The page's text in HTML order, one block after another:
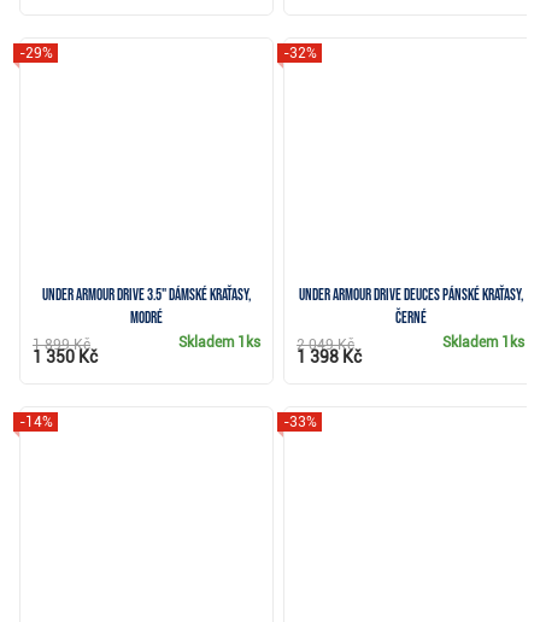
Under Armour Drive 3.5" dámské kraťasy,
modré
-29%
Skladem 1ks
1 899 Kč
1 350 Kč
Under Armour Drive Deuces pánské kraťasy,
černé
-32%
Skladem 1ks
2 049 Kč
1 398 Kč
-14% -33%